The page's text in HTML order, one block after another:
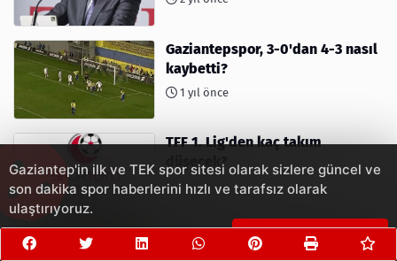
Gaziantepspor, 3-0'dan 4-3 nasıl
kaybetti?
1 yıl önce
TFF 1. Lig'den kaç takım
düşecek?
3 yıl önce
Survivor Türkiye 2023 Yarışması
İçin Geri Sayım Başladı! 2023'te
Gaziantep'in ilk ve TEK spor sitesi olarak sizlere güncel ve
son dakika spor haberlerini hızlı ve tarafsız olarak
ulaştırıyoruz.
Çerezleri Kabul Et